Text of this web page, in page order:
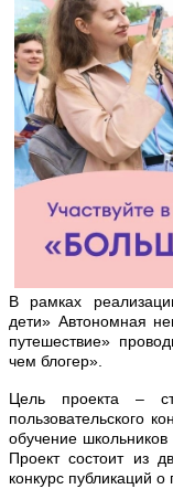
В рамках
дети» Автономная
путешествие»
чем блогер».
Цель проекта –
пользовательского
обучение
Проект состоит из
конкурс публикаций